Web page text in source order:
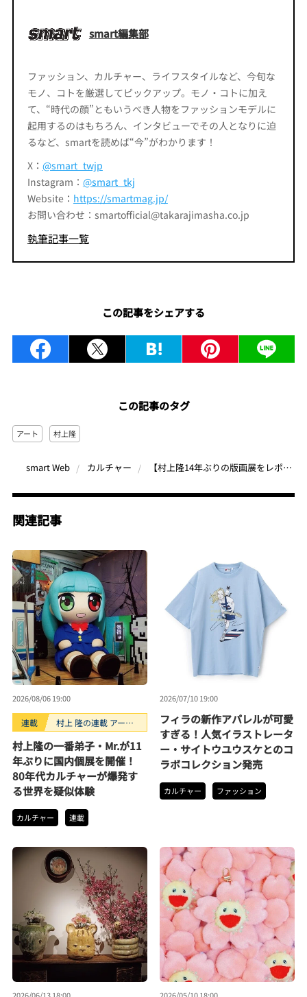
smart編集部
ファッション、カルチャー、ライフスタイルなど、今旬な
モノ、コトを厳選してピックアップ。モノ・コトに加え
て、“時代の顔”ともいうべき人物をファッションモデルに
起用するのはもちろん、インタビューでその人となりに迫
るなど、smartを読めば“今”がわかります！
X： @smart_twjp
Instagram： @smart_tkj
Website： https://smartmag.jp/
お問い合わせ：smartofficial@takarajimasha.co.jp
執筆記事一覧
この記事をシェアする
この記事のタグ
アート 村上隆
smart Web カルチャー 【村上隆14年ぶりの版画展をレポート】版画やプリントED作品のみを展示！ハイクオリティ作品群に注目
関連記事
2026/08/06 19:00
連載
村上 隆の連載 アーテ
村上隆の一番弟子・Mr.が11
年ぶりに国内個展を開催！
80年代カルチャーが爆発す
る世界を疑似体験
カルチャー 連載
2026/07/10 19:00
フィラの新作アパレルが可愛
すぎる！人気イラストレータ
ー・サイトウユウスケとのコ
ラボコレクション発売
カルチャー ファッション